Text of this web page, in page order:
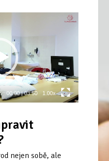
00:00|03:50 1.00x
nejen sobě, ale